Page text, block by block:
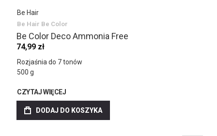
Be Hair
Be Hair Be Color
Be Color Deco Ammonia Free
74,99 zł
Rozjaśnia do 7 tonów
500 g
CZYTAJ WIĘCEJ
DODAJ DO KOSZYKA